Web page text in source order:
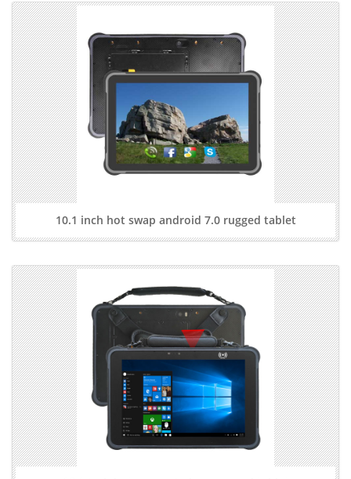
10.1 inch hot swap android 7.0 rugged tablet